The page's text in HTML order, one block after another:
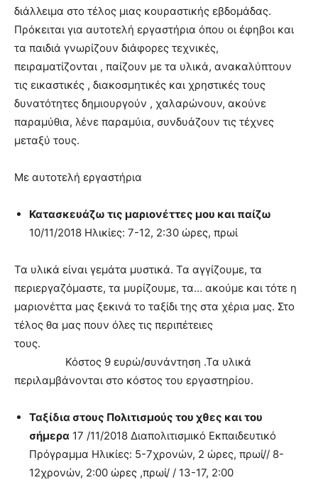
διάλλειμα στο τέλος μιας κουραστικής εβδομάδας.
Πρόκειται για αυτοτελή εργαστήρια όπου οι έφηβοι και
τα παιδιά γνωρίζουν διάφορες τεχνικές,
πειραματίζονται , παίζουν με τα υλικά, ανακαλύπτουν
τις εικαστικές , διακοσμητικές και χρηστικές τους
δυνατότητες δημιουργούν , χαλαρώνουν, ακούνε
παραμύθια, λένε παραμύια, συνδυάζουν τις τέχνες
μεταξύ τους.
Με αυτοτελή εργαστήρια
Κατασκευάζω τις μαριονέττες μου και παίζω
10/11/2018 Ηλικίες: 7-12, 2:30 ώρες, πρωί
Τα υλικά είναι γεμάτα μυστικά. Τα αγγίζουμε, τα
περιεργαζόμαστε, τα μυρίζουμε, τα… ακούμε και τότε η
μαριονέττα μας ξεκινά το ταξίδι της στα χέρια μας. Στο
τέλος θα μας πουν όλες τις περιπέτειες
τους.
Κόστος 9 ευρώ/συνάντηση .Τα υλικά
περιλαμβάνονται στο κόστος του εργαστηρίου.
Ταξίδια στους Πολιτισμούς του χθες και του
σήμερα 17 /11/2018 Διαπολιτισμικό Εκπαιδευτικό
Πρόγραμμα Ηλικίες: 5-7χρονών, 2 ώρες, πρωί// 8-
12χρονών, 2:00 ώρες ,πρωί/ / 13-17, 2:00